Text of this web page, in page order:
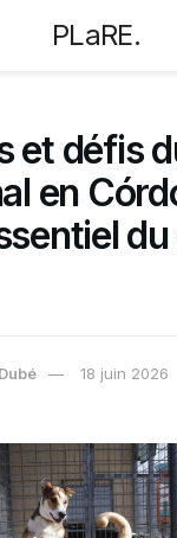
PLaRE.
et défis
en
18 juin 2026